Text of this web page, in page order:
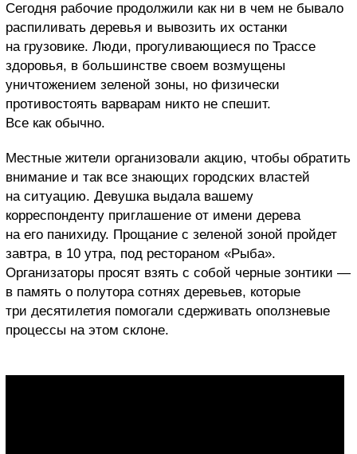
Сегодня рабочие продолжили как ни в чем не бывало
распиливать деревья и вывозить их останки
на грузовике. Люди, прогуливающиеся по Трассе
здоровья, в большинстве своем возмущены
уничтожением зеленой зоны, но физически
противостоять варварам никто не спешит.
Все как обычно.
Местные жители организовали акцию, чтобы обратить
внимание и так все знающих городских властей
на ситуацию. Девушка выдала вашему
корреспонденту приглашение от имени дерева
на его панихиду. Прощание с зеленой зоной пройдет
завтра, в 10 утра, под рестораном «Рыба».
Организаторы просят взять с собой черные зонтики —
в память о полутора сотнях деревьев, которые
три десятилетия помогали сдерживать оползневые
процессы на этом склоне.